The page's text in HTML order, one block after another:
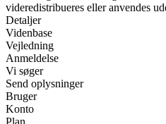
videredistribueres eller anvendes
Detaljer
Videnbase
Vejledning
Anmeldelse
Vi søger
Send oplysninger
Bruger
Konto
Plan